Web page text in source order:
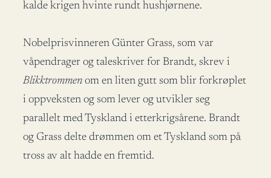
kalde krigen hvinte rundt hushjørnene.
Nobelprisvinneren Günter Grass, som var
våpendrager og taleskriver for Brandt, skrev i
Blikktrommen om en liten gutt som blir forkrøplet
i oppveksten og som lever og utvikler seg
parallelt med Tyskland i etterkrigsårene. Brandt
og Grass delte drømmen om et Tyskland som på
tross av alt hadde en fremtid.